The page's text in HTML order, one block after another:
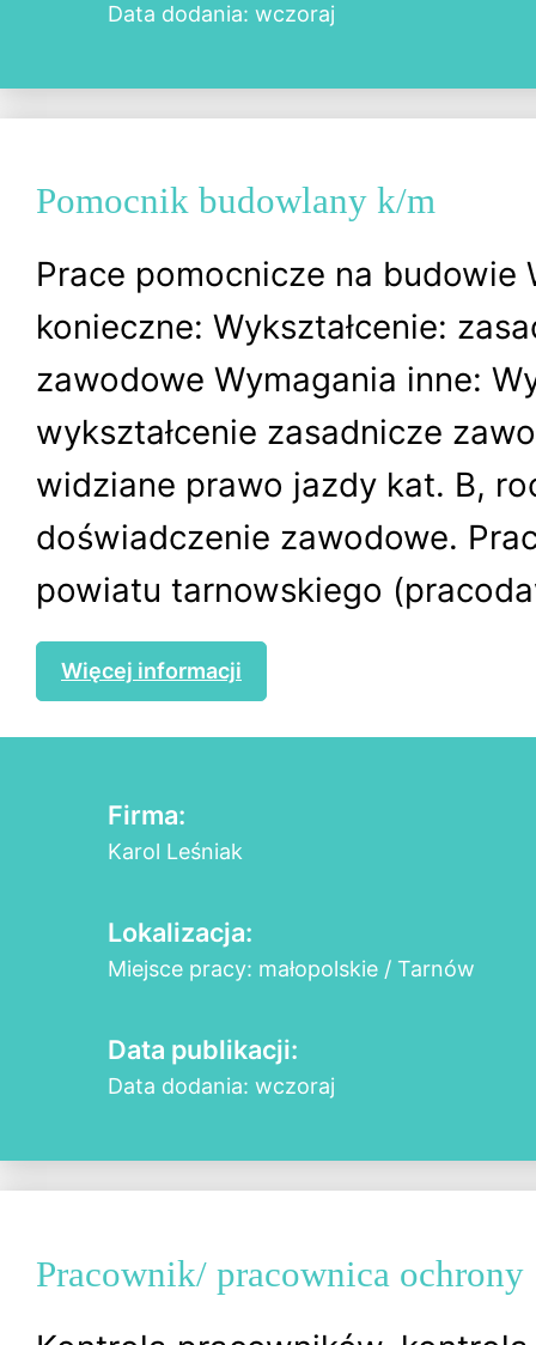
Data dodania: wczoraj
Pomocnik budowlany k/m
Prace pomocnicze na budowie
konieczne: Wykształcenie:
zawodowe Wymagania inne:
wykształcenie zasadnicze
widziane prawo jazdy kat. B,
doświadczenie zawodowe.
powiatu tarnowskiego
Więcej informacji
Firma:
Karol Leśniak
Lokalizacja:
Miejsce pracy: małopolskie / Tarnów
Data publikacji:
Data dodania: wczoraj
Pracownik/ pracownica ochrony